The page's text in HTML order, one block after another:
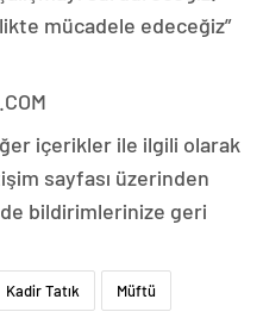
mücadele edeceğiz”
içerikler ile ilgili olarak
sayfası üzerinden
bildirimlerinize geri
Kadir Tatık Müftü